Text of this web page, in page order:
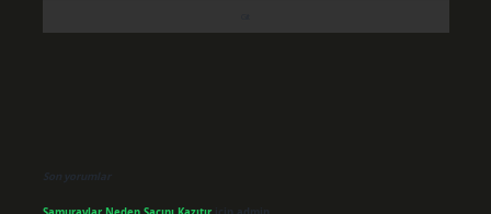
Son yorumlar